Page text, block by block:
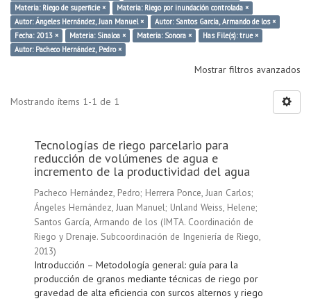
Materia: Riego de superficie ×
Materia: Riego por inundación controlada ×
Autor: Ángeles Hernández, Juan Manuel ×
Autor: Santos García, Armando de los ×
Fecha: 2013 ×
Materia: Sinaloa × Materia: Sonora ×
Has File(s): true ×
Autor: Pacheco Hernández, Pedro ×
Mostrar filtros avanzados
Mostrando ítems 1-1 de 1
Tecnologías de riego parcelario para
reducción de volúmenes de agua e
incremento de la productividad del agua
Pacheco Hernández, Pedro; Herrera Ponce, Juan Carlos;
Ángeles Hernández, Juan Manuel; Unland Weiss, Helene;
Santos García, Armando de los (IMTA. Coordinación de
Riego y Drenaje. Subcoordinación de Ingeniería de Riego,
2013)
Introducción – Metodología general: guía para la
producción de granos mediante técnicas de riego por
gravedad de alta eficiencia con surcos alternos y riego